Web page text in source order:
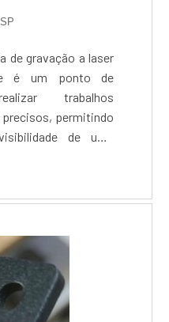
de gravação a laser
é um ponto de
trabalhos
permitindo
de uma
produto. Dessa
gravação a
presente. Esta é
a laser tem se
in...